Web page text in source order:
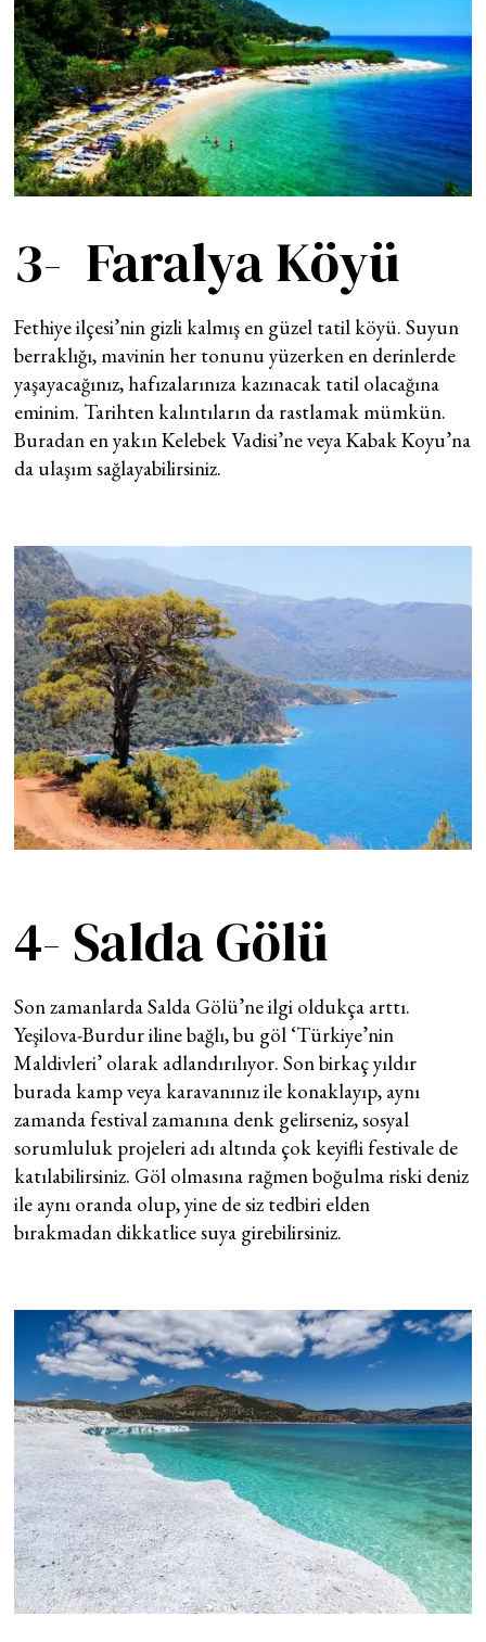
3- Faralya Köyü
Fethiye ilçesi’nin gizli kalmış en güzel tatil köyü. Suyun
berraklığı, mavinin her tonunu yüzerken en derinlerde
yaşayacağınız, hafızalarınıza kazınacak tatil olacağına
eminim. Tarihten kalıntıların da rastlamak mümkün.
Buradan en yakın Kelebek Vadisi’ne veya Kabak Koyu’na
da ulaşım sağlayabilirsiniz.
4- Salda Gölü
Son zamanlarda Salda Gölü’ne ilgi oldukça arttı.
Yeşilova-Burdur iline bağlı, bu göl ‘Türkiye’nin
Maldivleri’ olarak adlandırılıyor. Son birkaç yıldır
burada kamp veya karavanınız ile konaklayıp, aynı
zamanda festival zamanına denk gelirseniz, sosyal
sorumluluk projeleri adı altında çok keyifli festivale de
katılabilirsiniz. Göl olmasına rağmen boğulma riski deniz
ile aynı oranda olup, yine de siz tedbiri elden
bırakmadan dikkatlice suya girebilirsiniz.